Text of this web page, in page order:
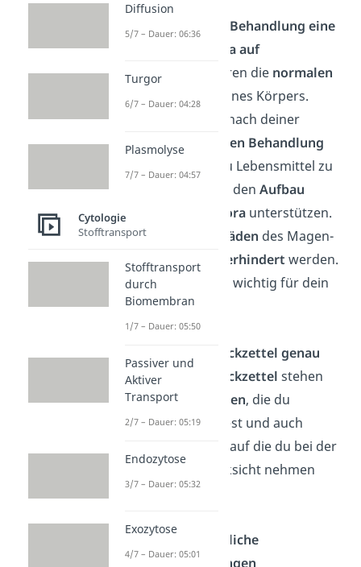
Baue nach der Behandlung eine
neue Darmflora auf
Antibiotika stören die normalen
deines Körpers.
Achte deshalb nach deiner
abgeschlossenen Behandlung
darauf, dass du Lebensmittel zu
dir nimmst, die denAufbau
deiner Darmflora unterstützen.
So können
Schäden des Magen-
Darm-Trakts
verhindert werden.
Der ist nämlich wichtig für dein
Immunsystem.
Lies den Beipackzettel genau
Auf dem
Beipackzettel stehen
Nebenwirkungen, die du
beachten solltest und auch
weitere Dinge, auf die du bei der
Einnahme Rücksicht nehmen
sollst.
Achte auf mögliche
Wechselwirkungen
Diffusion
5/7 – Dauer: 06:36
Turgor
6/7 – Dauer: 04:28
Plasmolyse
7/7 – Dauer: 04:57
Cytologie
Stofftransport
Stofftransport
durch
Biomembran
1/7 – Dauer: 05:50
Passiver und
Aktiver
Transport
2/7 – Dauer: 05:19
Endozytose
3/7 – Dauer: 05:32
Exozytose
4/7 – Dauer: 05:01